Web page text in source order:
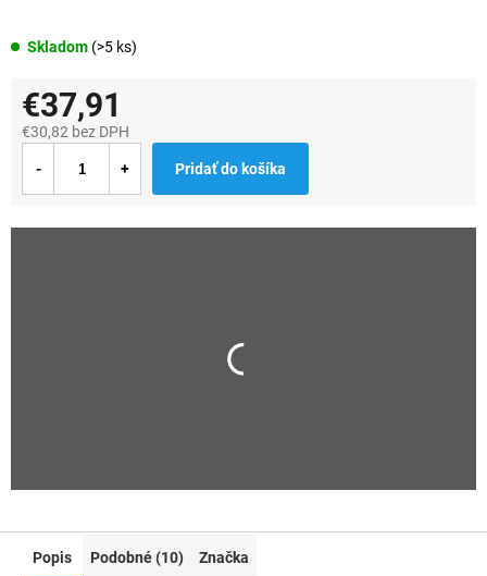
Skladom (>5 ks)
€37,91
€30,82 bez DPH
cena:
Pridať do košíka
Popis Podobné (10) Značka